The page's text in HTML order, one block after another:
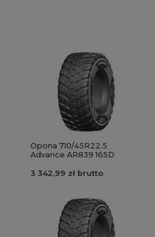
Opona 710/45R22.5
Advance AR839 165D
3 342,99 zł brutto